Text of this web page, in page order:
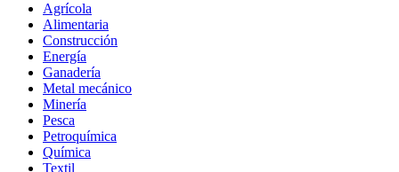
Agrícola
Alimentaria
Construcción
Energía
Ganadería
Metal mecánico
Minería
Pesca
Petroquímica
Química
Textil